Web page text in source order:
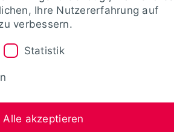
Ihre Nutzererfahrung auf
verbessern.
Statistik
Alle akzeptieren